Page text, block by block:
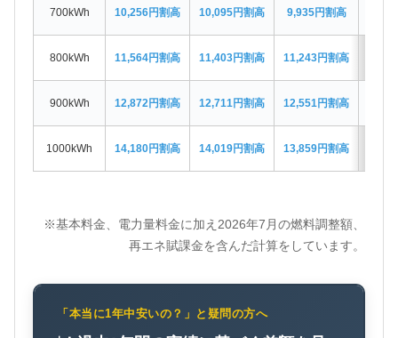
700kWh 10,256円割高 10,095円割高 9,935円割高
800kWh 11,564円割高 11,403円割高 11,243円割高
900kWh 12,872円割高 12,711円割高 12,551円割高
1000kWh 14,180円割高 14,019円割高 13,859円割高
※基本料金、電力量料金に加え2026年7月の燃料調整額、
再エネ賦課金を含んだ計算をしています。
「本当に1年中安いの？」と疑問の方へ